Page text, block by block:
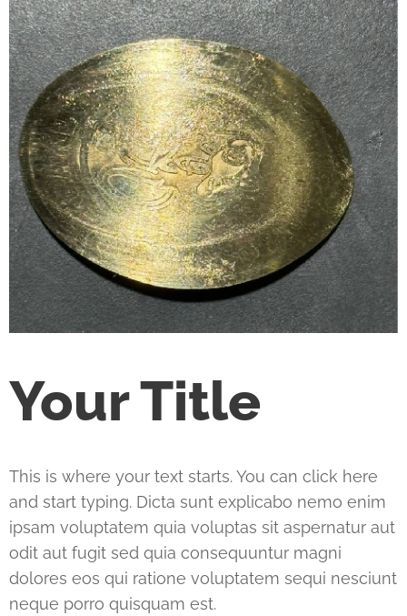
Your Title
This is where your text starts. You can click here
and start typing. Dicta sunt explicabo nemo enim
ipsam voluptatem quia voluptas sit aspernatur aut
odit aut fugit sed quia consequuntur magni
dolores eos qui ratione voluptatem sequi nesciunt
neque porro quisquam est.